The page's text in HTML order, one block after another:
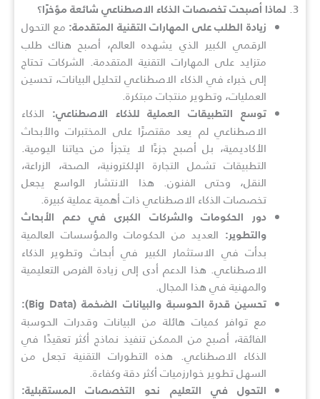
3.
لماذا أصبحت تخصصات الذكاء الاصطناعي شائعة مؤخرًا؟
زيادة الطلب على المهارات التقنية المتقدمة: مع التحول
الرقمي الكبير الذي يشهده العالم، أصبح هناك طلب
متزايد على المهارات التقنية المتقدمة. الشركات تحتاج
إلى خبراء في الذكاء الاصطناعي لتحليل البيانات، تحسين
العمليات، وتطوير منتجات مبتكرة.
توسع التطبيقات العملية للذكاء الاصطناعي:
الذكاء
الاصطناعي لم يعد مقتصرًا على المختبرات والأبحاث
الأكاديمية، بل أصبح جزءًا لا يتجزأ من حياتنا اليومية.
التطبيقات تشمل التجارة الإلكترونية، الصحة، الزراعة،
النقل، وحتى الفنون. هذا الانتشار الواسع يجعل
تخصصات الذكاء الاصطناعي ذات أهمية عملية كبيرة.
دور الحكومات والشركات الكبرى في دعم الأبحاث
والتطوير:
العديد من الحكومات والمؤسسات العالمية
بدأت في الاستثمار الكبير في أبحاث وتطوير الذكاء
الاصطناعي. هذا الدعم أدى إلى زيادة الفرص التعليمية
والمهنية في هذا المجال.
تحسين قدرة الحوسبة والبيانات الضخمة (Big Data):
مع توافر كميات هائلة من البيانات وقدرات الحوسبة
الفائقة، أصبح من الممكن تنفيذ نماذج أكثر تعقيدًا في
الذكاء الاصطناعي. هذه التطورات التقنية تجعل من
السهل تطوير خوارزميات أكثر دقة وكفاءة.
التحول في التعليم نحو التخصصات المستقبلية: